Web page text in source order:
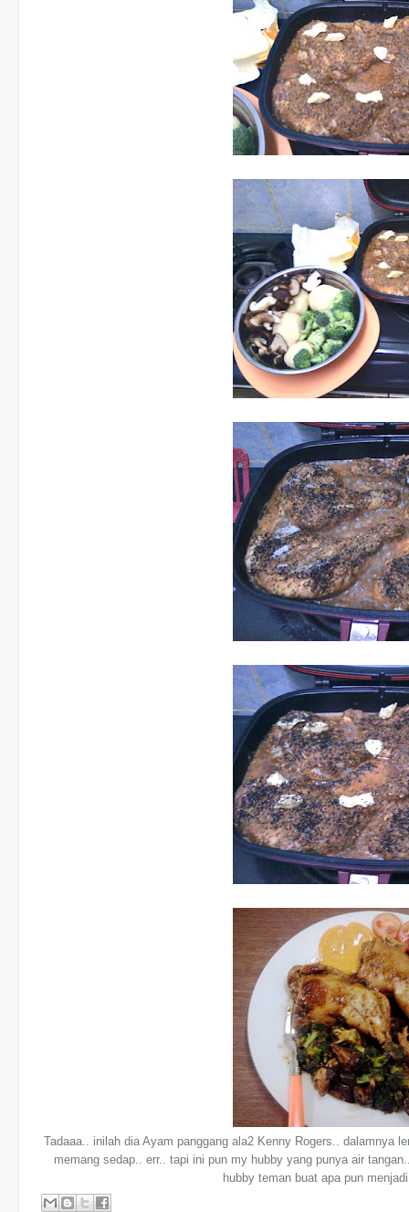
Tadaaa.. inilah dia Ayam panggang ala2 Kenny Rogers.. dalamnya
memang sedap.. err.. tapi ini pun my hubby yang punya air
hubby teman buat apa pun